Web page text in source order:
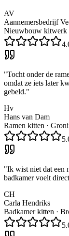
AV
Aannemersbedrijf
Nieuwbouw kitwerk
"Tocht onder de
omdat ze iets later
gebeld."
Hv
Hans van Dam
Ramen kitten ·
"Ik wist niet dat een
badkamer voelt
CH
Carla Hendriks
Badkamer kitten ·